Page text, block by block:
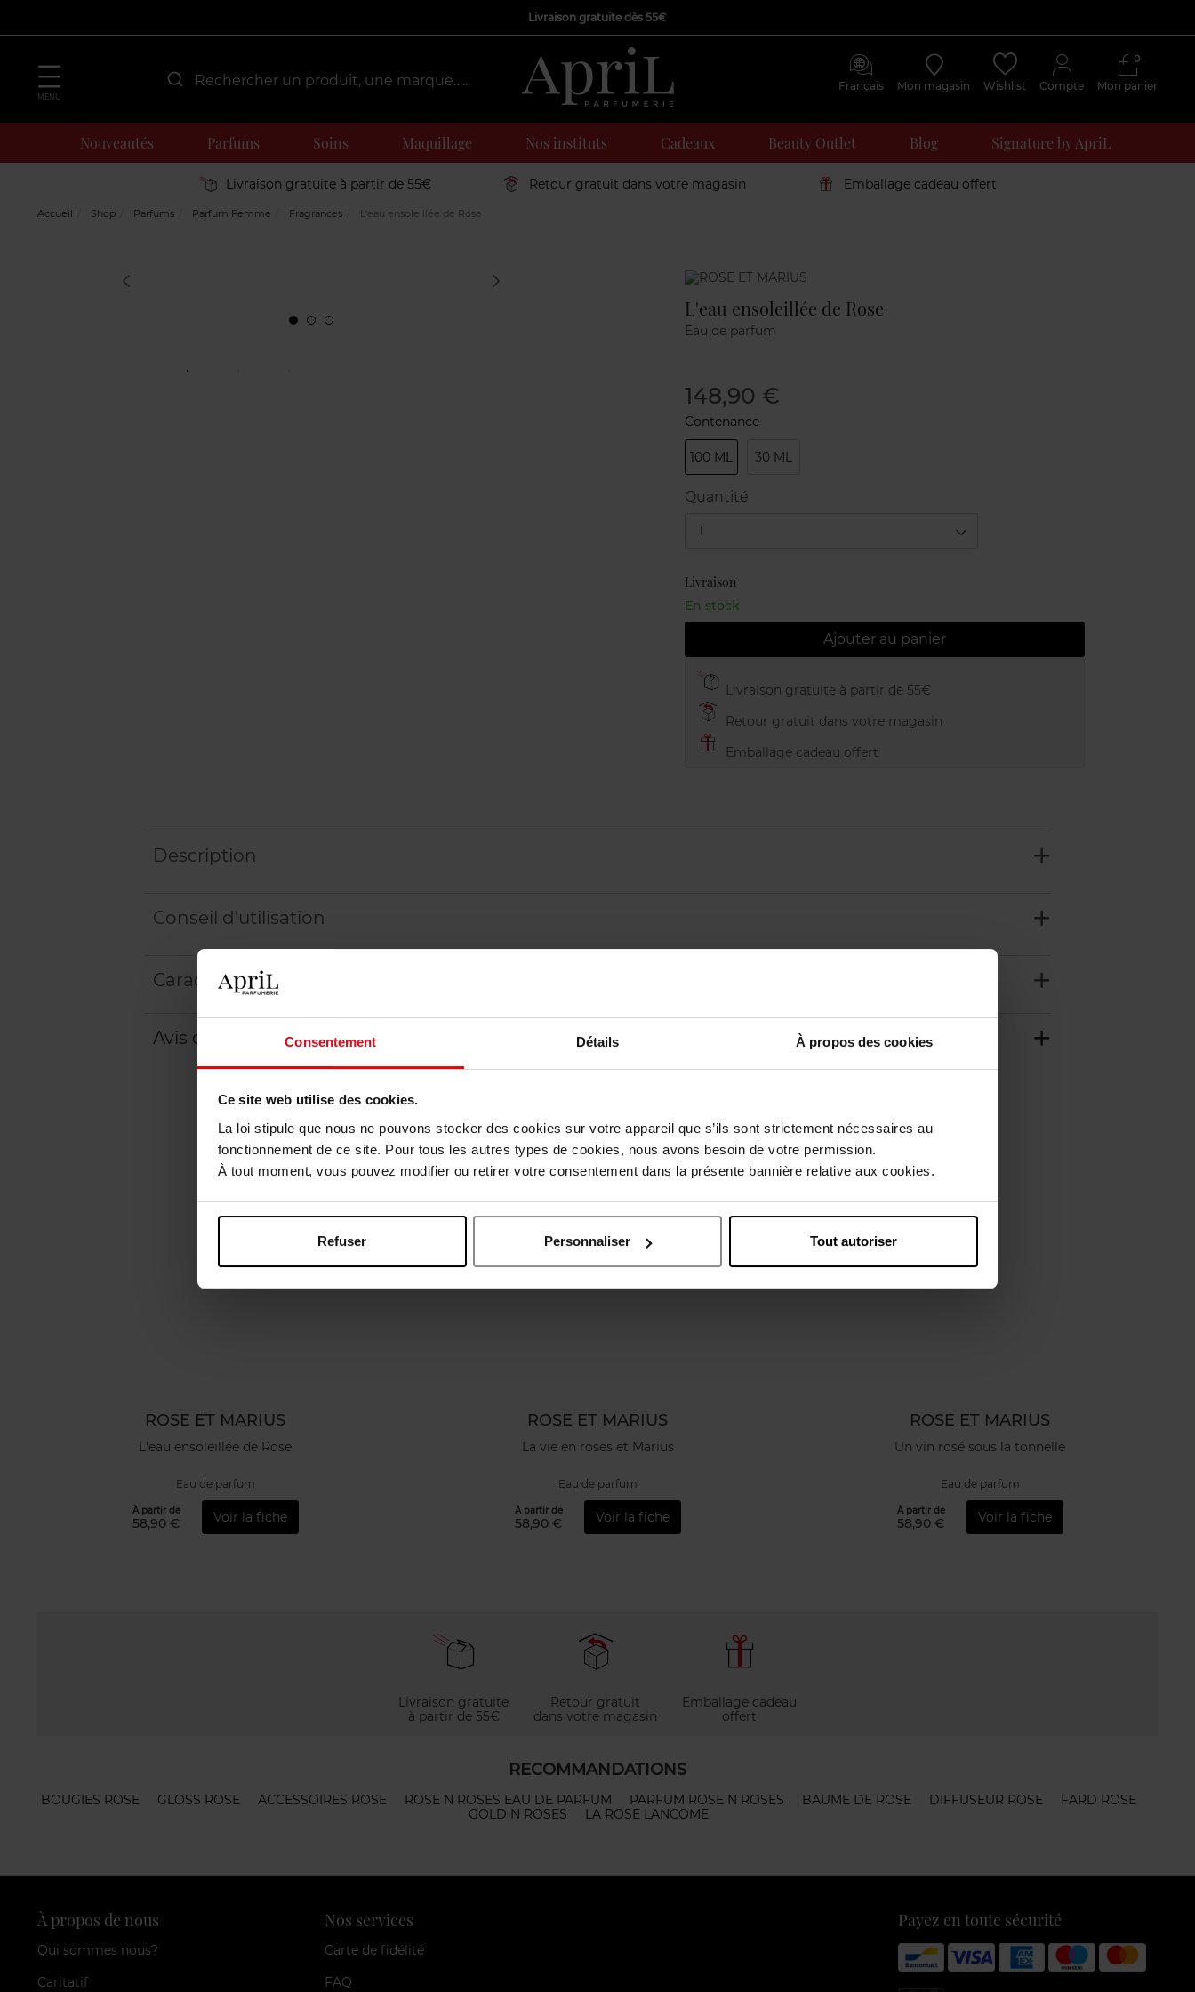
Consentement Détails À propos des cookies
Ce site web utilise des cookies.
La loi stipule que nous ne pouvons stocker des cookies sur votre appareil que s’ils sont strictement nécessaires au
fonctionnement de ce site. Pour tous les autres types de cookies, nous avons besoin de votre permission.
À tout moment, vous pouvez modifier ou retirer votre consentement dans la présente bannière relative aux cookies.
Refuser Personnaliser Tout autoriser
Livraison gratuite dès 55€
MENU
Français Mon magasin Wishlist Compte Mon panier
0
Nouveautés Parfums Soins Maquillage Nos instituts Cadeaux Beauty Outlet Blog Signature by ApriL
Livraison gratuite à partir de 55€ Retour gratuit dans votre magasin Emballage cadeau offert
Accueil Shop Parfums Parfum Femme Fragrances L'eau ensoleillée de Rose
Marque
L'eau ensoleillée de Rose
Eau de parfum
148,90 €
Contenance
100 ML 30 ML
Quantité
1
Livraison
En stock
Ajouter au panier
Livraison gratuite à partir de 55€
Retour gratuit dans votre magasin
Emballage cadeau offert
Description
Conseil d'utilisation
Caractéristiques
Avis client Politique relative aux avis des clients
ROSE ET MARIUS
L'eau ensoleillée de Rose
Eau de parfum
À partir de
58,90 € Voir la fiche
ROSE ET MARIUS
La vie en roses et Marius
Eau de parfum
À partir de
58,90 € Voir la fiche
ROSE ET MARIUS
Un vin rosé sous la tonnelle
Eau de parfum
À partir de
58,90 € Voir la fiche
Livraison gratuite
à partir de 55€
Retour gratuit
dans votre magasin
Emballage cadeau
offert
RECOMMANDATIONS
BOUGIES ROSE GLOSS ROSE ACCESSOIRES ROSE ROSE N ROSES EAU DE PARFUM PARFUM ROSE N ROSES BAUME DE ROSE DIFFUSEUR ROSE
FARD ROSE
GOLD N ROSES
LA ROSE LANCOME
À propos de nous
Qui sommes nous?
Caritatif
Nos services
Carte de fidélité
FAQ
Payez en toute sécurité